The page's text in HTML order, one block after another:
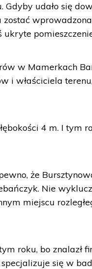
Gdyby udało się
zostać wprowadzona
w Mamerkach
i właściciela
4 m. I tym
że
Nie
miejscu
roku, bo znalazł
się w